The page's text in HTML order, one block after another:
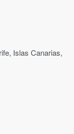
Islas Canarias,